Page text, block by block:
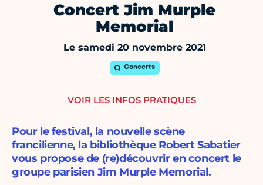
Concert Jim Murple
Memorial
Le samedi 20 novembre 2021
Concerts
Pour le festival, la nouvelle scène
francilienne, la bibliothèque Robert Sabatier
vous propose de (re)découvrir en concert le
groupe parisien Jim Murple Memorial.
VOIR LES INFOS PRATIQUES